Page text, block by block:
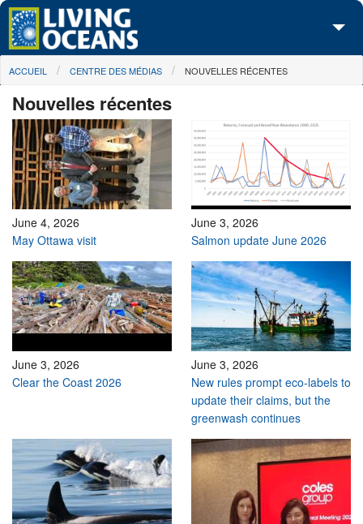
Skip to main content
À propos de nous
Nos campagnes
Centre des Médias
Les Cartes
Passez à l'action
You are here
ACCUEIL CENTRE DES MÉDIAS NOUVELLES RÉCENTES
Nouvelles récentes
June 4, 2026
May Ottawa visit
June 3, 2026
Salmon update June 2026
June 3, 2026
Clear the Coast 2026
June 3, 2026
New rules prompt eco-labels to
update their claims, but the
greenwash continues